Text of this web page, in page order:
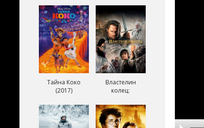
Тайна Коко
(2017)
Властелин
колец:
короля (2003)